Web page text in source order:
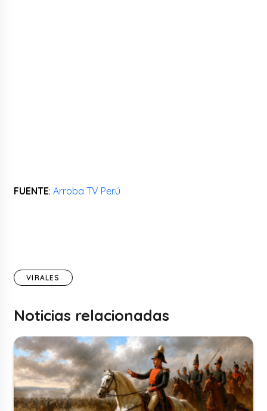
FUENTE:Arroba TV Perú
VIRALES
Noticias relacionadas